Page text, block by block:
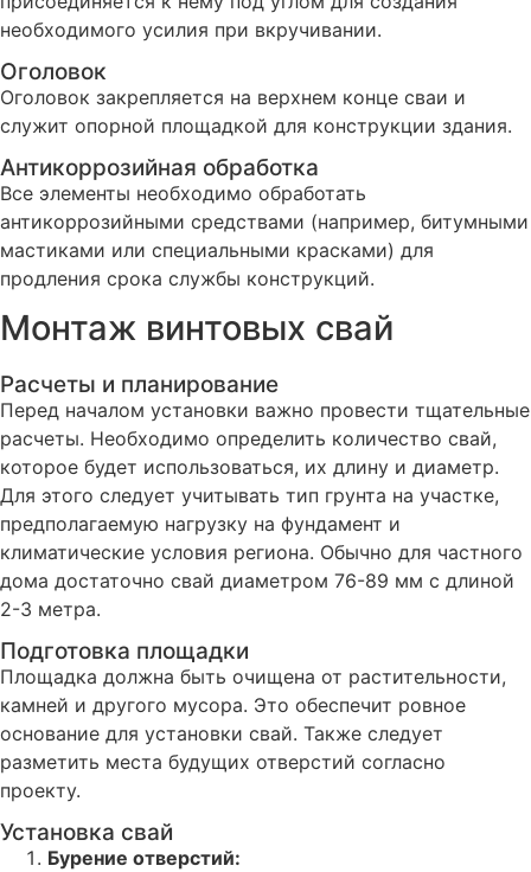
необходимого усилия при вкручивании.
Оголовок
Оголовок закрепляется на верхнем конце сваи и
служит опорной площадкой для конструкции здания.
Антикоррозийная обработка
Все элементы необходимо обработать
антикоррозийными средствами (например, битумными
мастиками или специальными красками) для
продления срока службы конструкций.
Монтаж винтовых свай
Расчеты и планирование
Перед началом установки важно провести тщательные
расчеты. Необходимо определить количество свай,
которое будет использоваться, их длину и диаметр.
Для этого следует учитывать тип грунта на участке,
предполагаемую нагрузку на фундамент и
климатические условия региона. Обычно для частного
дома достаточно свай диаметром 76-89 мм с длиной
2-3 метра.
Подготовка площадки
Площадка должна быть очищена от растительности,
камней и другого мусора. Это обеспечит ровное
основание для установки свай. Также следует
разметить места будущих отверстий согласно
проекту.
Установка свай
Бурение отверстий: